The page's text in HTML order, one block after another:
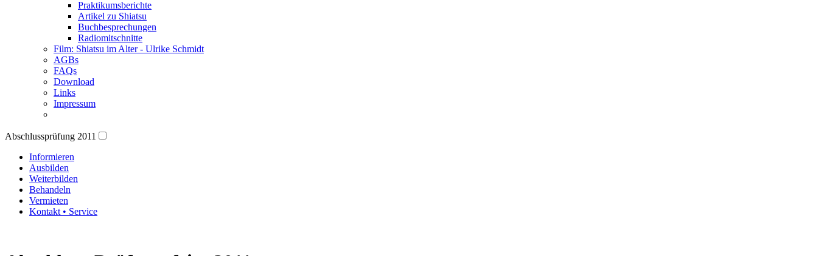
Praktikumsberichte
Artikel zu Shiatsu
Buchbesprechungen
Radiomitschnitte
Film: Shiatsu im Alter - Ulrike Schmidt
AGBs
FAQs
Download
Links
Impressum
Abschlussprüfung 2011
Informieren
Ausbilden
Weiterbilden
Behandeln
Vermieten
Kontakt • Service